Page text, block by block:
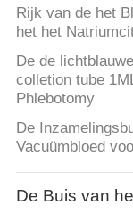
Rijk van de het
het het
De de
colletion tube
Phlebotomy
De
Vacuümbloed
De Buis van